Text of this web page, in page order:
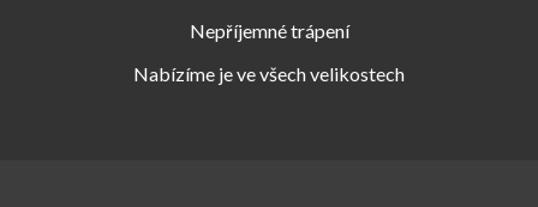
Nepříjemné trápení
Nabízíme je ve všech velikostech